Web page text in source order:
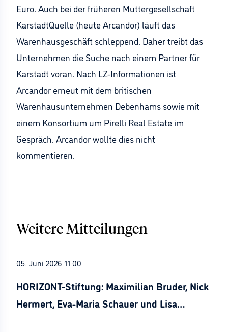
Euro. Auch bei der früheren Muttergesellschaft
KarstadtQuelle (heute Arcandor) läuft das
Warenhausgeschäft schleppend. Daher treibt das
Unternehmen die Suche nach einem Partner für
Karstadt voran. Nach LZ-Informationen ist
Arcandor erneut mit dem britischen
Warenhausunternehmen Debenhams sowie mit
einem Konsortium um Pirelli Real Estate im
Gespräch. Arcandor wollte dies nicht
kommentieren.
Weitere Mitteilungen
05. Juni 2026 11:00
HORIZONT-Stiftung: Maximilian Bruder, Nick
Hermert, Eva-Maria Schauer und Lisa